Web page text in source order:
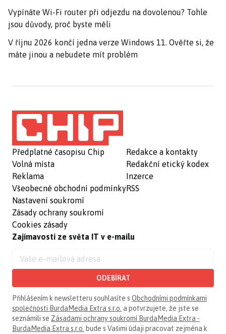
Vypínáte Wi-Fi router při odjezdu na dovolenou? Tohle
jsou důvody, proč byste měli
V říjnu 2026 končí jedna verze Windows 11. Ověřte si, že
máte jinou a nebudete mít problém
Předplatné časopisu Chip
Volná místa
Reklama
Všeobecné obchodní podmínky
Nastavení soukromí
Zásady ochrany soukromí
Cookies zásady
Redakce a kontakty
Redakční etický kodex
Inzerce
RSS
Zajímavosti ze světa IT v e-mailu
ODEBÍRAT
Přihlášením k newsletteru souhlasíte s Obchodními podmínkami
společnosti BurdaMedia Extra s.r.o. a potvrzujete, že jste se
seznámili se Zásadami ochrany soukromí BurdaMedia Extra -
BurdaMedia Extra s.r.o. bude s Vašimi údaji pracovat zejména k